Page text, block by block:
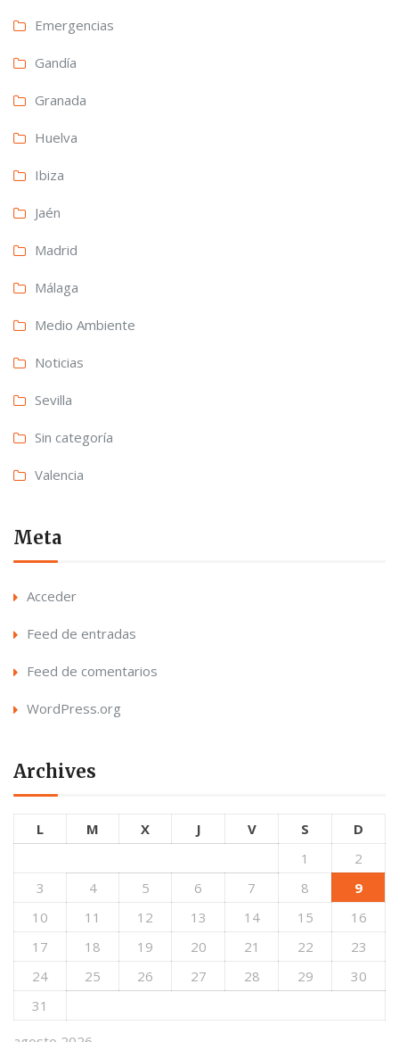
Emergencias
Gandía
Granada
Huelva
Ibiza
Jaén
Madrid
Málaga
Medio Ambiente
Noticias
Sevilla
Sin categoría
Valencia
Meta
Acceder
Feed de entradas
Feed de comentarios
WordPress.org
Archives
L M X J V S
D
1
2
3
4 5 6 7 8
9
10
11 12 13 14 15
16
17
18 19 20 21 22
23
24
25 26 27 28 29
30
31